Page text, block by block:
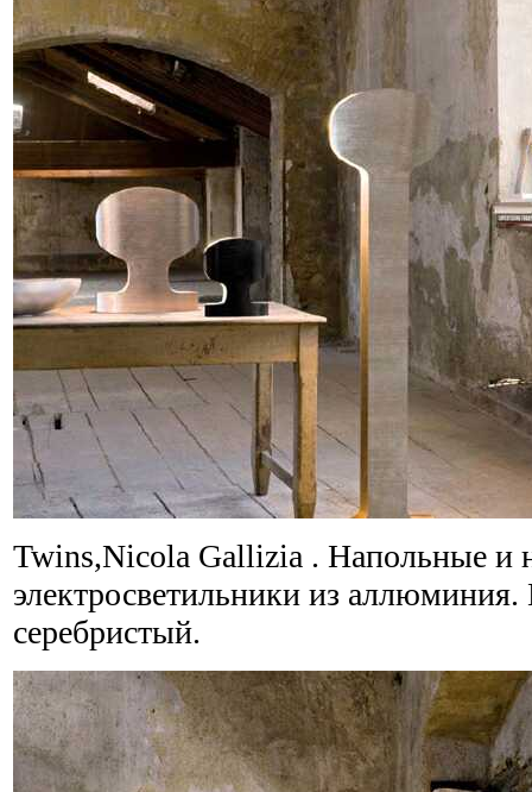
Twins,Nicola Gallizia . Напольные и
электросветильники из
серебристый.